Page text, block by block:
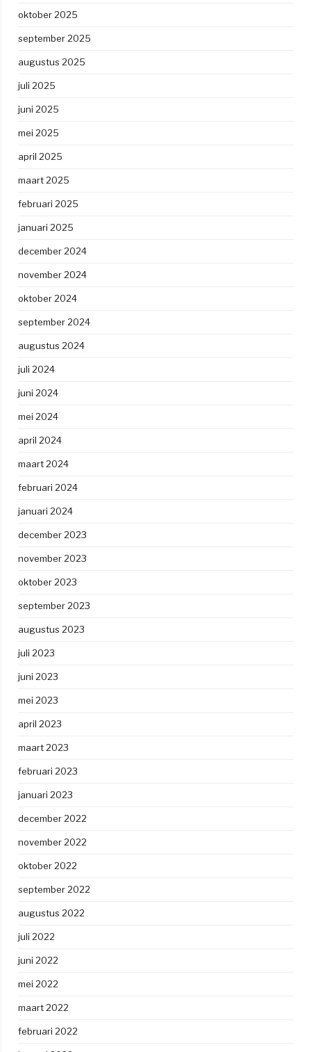
oktober 2025
september 2025
augustus 2025
juli 2025
juni 2025
mei 2025
april 2025
maart 2025
februari 2025
januari 2025
december 2024
november 2024
oktober 2024
september 2024
augustus 2024
juli 2024
juni 2024
mei 2024
april 2024
maart 2024
februari 2024
januari 2024
december 2023
november 2023
oktober 2023
september 2023
augustus 2023
juli 2023
juni 2023
mei 2023
april 2023
maart 2023
februari 2023
januari 2023
december 2022
november 2022
oktober 2022
september 2022
augustus 2022
juli 2022
juni 2022
mei 2022
maart 2022
februari 2022